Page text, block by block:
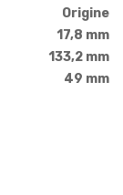
Origine
17,8 mm
133,2 mm
49 mm